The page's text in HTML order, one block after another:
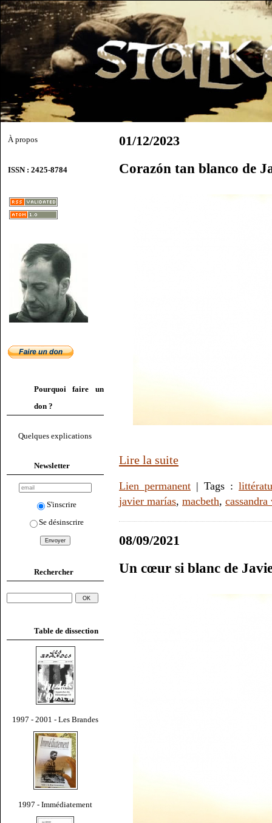
À propos
ISSN : 2425-8784
Pourquoi faire un
don ?
Quelques explications
Newsletter
S'inscrire
Se désinscrire
Rechercher
Table de dissection
1997 - 2001 - Les Brandes
1997 - Immédiatement
01/12/2023
Corazón tan blanco de
Lire la suite
Lien permanent | Tags :
javier marías, macbeth,
08/09/2021
Un cœur si blanc de